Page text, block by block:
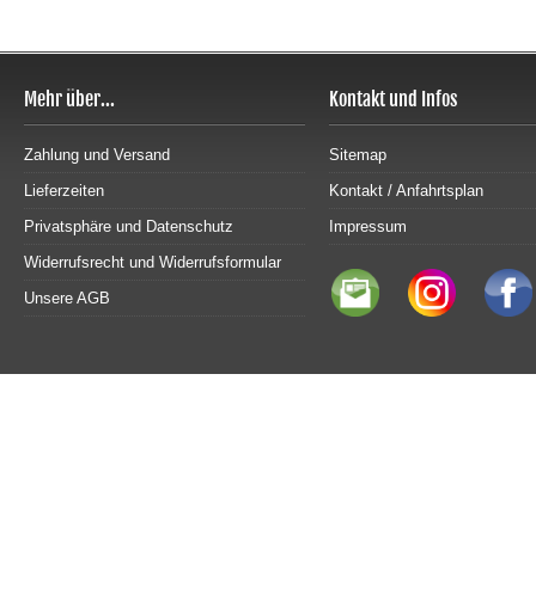
Mehr über...
Zahlung und Versand
Lieferzeiten
Privatsphäre und Datenschutz
Widerrufsrecht und Widerrufsformular
Unsere AGB
Kontakt und Infos
Sitemap
Kontakt / Anfahrtsplan
Impressum